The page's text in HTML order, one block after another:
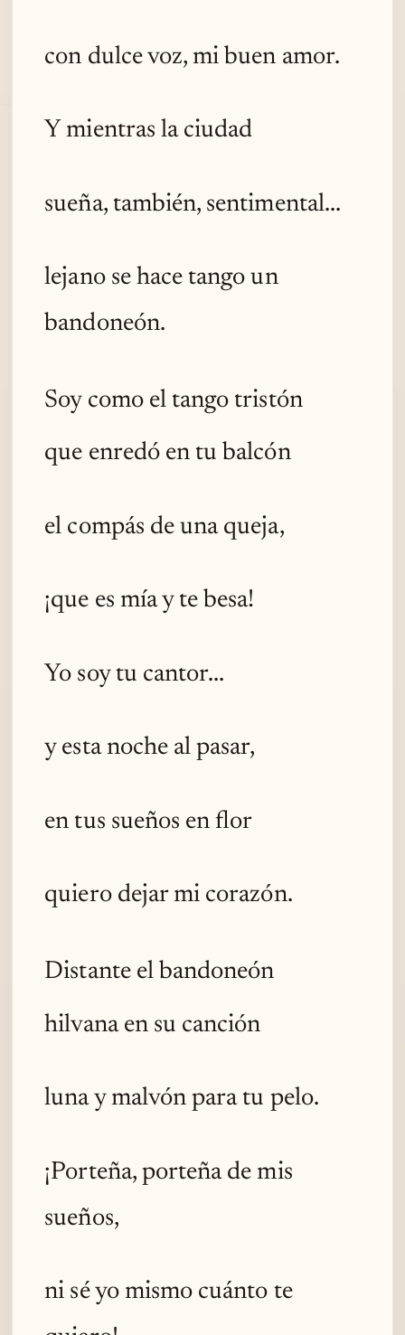
con dulce voz, mi buen amor.
Y mientras la ciudad
sueña, también, sentimental...
lejano se hace tango un
bandoneón.
Soy como el tango tristón
que enredó en tu balcón
el compás de una queja,
¡que es mía y te besa!
Yo soy tu cantor...
y esta noche al pasar,
en tus sueños en flor
quiero dejar mi corazón.
Distante el bandoneón
hilvana en su canción
luna y malvón para tu pelo.
¡Porteña, porteña de mis
sueños,
ni sé yo mismo cuánto te